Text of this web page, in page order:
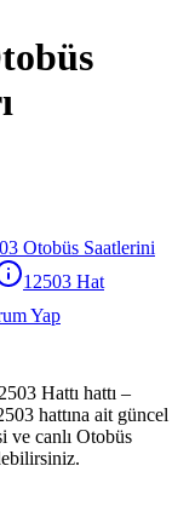
Otobüs Saatlerini
12503 Hat
Yap
Hattı hattı –
hattına ait güncel
ve canlı Otobüs